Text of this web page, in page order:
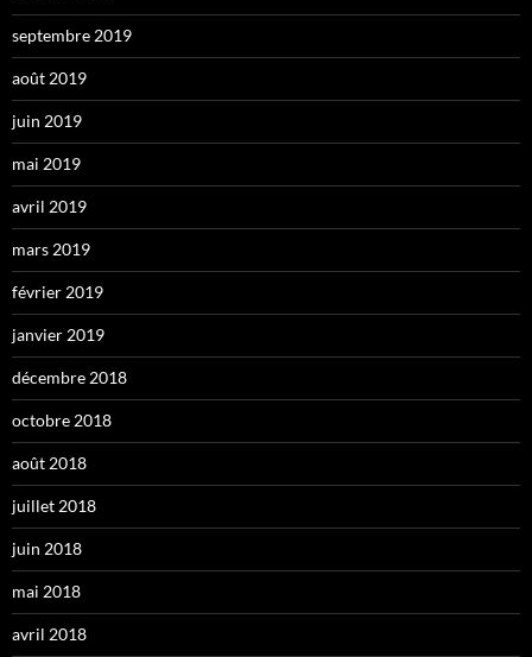
septembre 2019
août 2019
juin 2019
mai 2019
avril 2019
mars 2019
février 2019
janvier 2019
décembre 2018
octobre 2018
août 2018
juillet 2018
juin 2018
mai 2018
avril 2018